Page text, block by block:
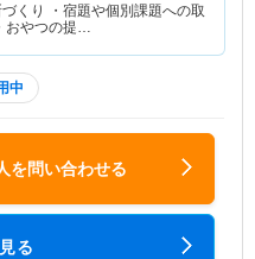
づくり ・宿題や個別課題への取
おやつの提…
中
を問い合わせる
る